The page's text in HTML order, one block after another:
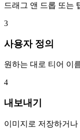
드래그 앤 드롭 또는
3
사용자 정의
원하는 대로 티어 이
4
내보내기
이미지로 저장하거